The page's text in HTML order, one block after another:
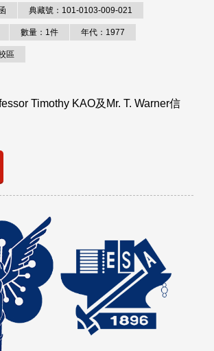
典藏號：101-0103-009-021
數量：1件 年代：1977
區
Timothy KAO及Mr. T. Warner信